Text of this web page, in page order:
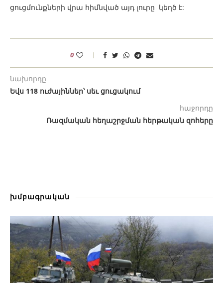
ցուցմունքների վրա հիմնված այդ լուրը կեղծ է:
0
նախորդը
Եվս 118 ուժայիններ՝ սեւ ցուցակում
հաջորդը
Ռազմական հեղաշրջման հերթական զոհերը
խմբագրական